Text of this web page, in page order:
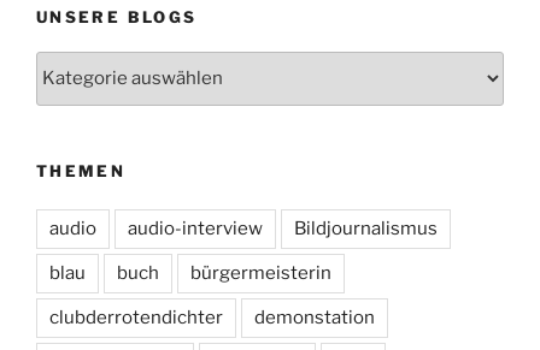
UNSERE BLOGS
Blogs
THEMEN
audio audio-interview Bildjournalismus
blau buch bürgermeisterin
clubderrotendichter demonstation